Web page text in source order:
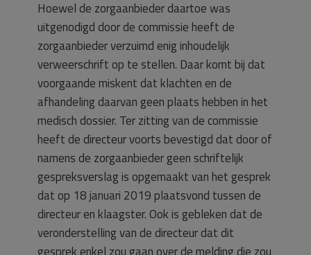
Hoewel de zorgaanbieder daartoe was
uitgenodigd door de commissie heeft de
zorgaanbieder verzuimd enig inhoudelijk
verweerschrift op te stellen. Daar komt bij dat
voorgaande miskent dat klachten en de
afhandeling daarvan geen plaats hebben in het
medisch dossier. Ter zitting van de commissie
heeft de directeur voorts bevestigd dat door of
namens de zorgaanbieder geen schriftelijk
gespreksverslag is opgemaakt van het gesprek
dat op 18 januari 2019 plaatsvond tussen de
directeur en klaagster. Ook is gebleken dat de
veronderstelling van de directeur dat dit